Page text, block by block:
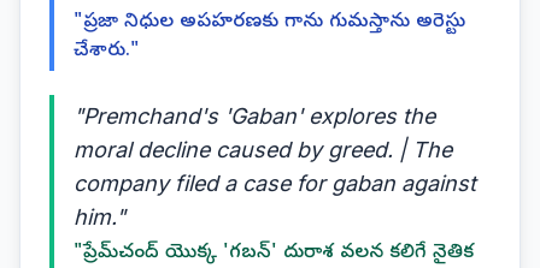
"ప్రజా నిధుల అపహరణకు గాను గుమస్తాను అరెస్టు
చేశారు."
"Premchand's 'Gaban' explores the
moral decline caused by greed. | The
company filed a case for gaban against
him."
"ప్రేమ్‌చంద్ యొక్క 'గబన్' దురాశ వలన కలిగే నైతిక